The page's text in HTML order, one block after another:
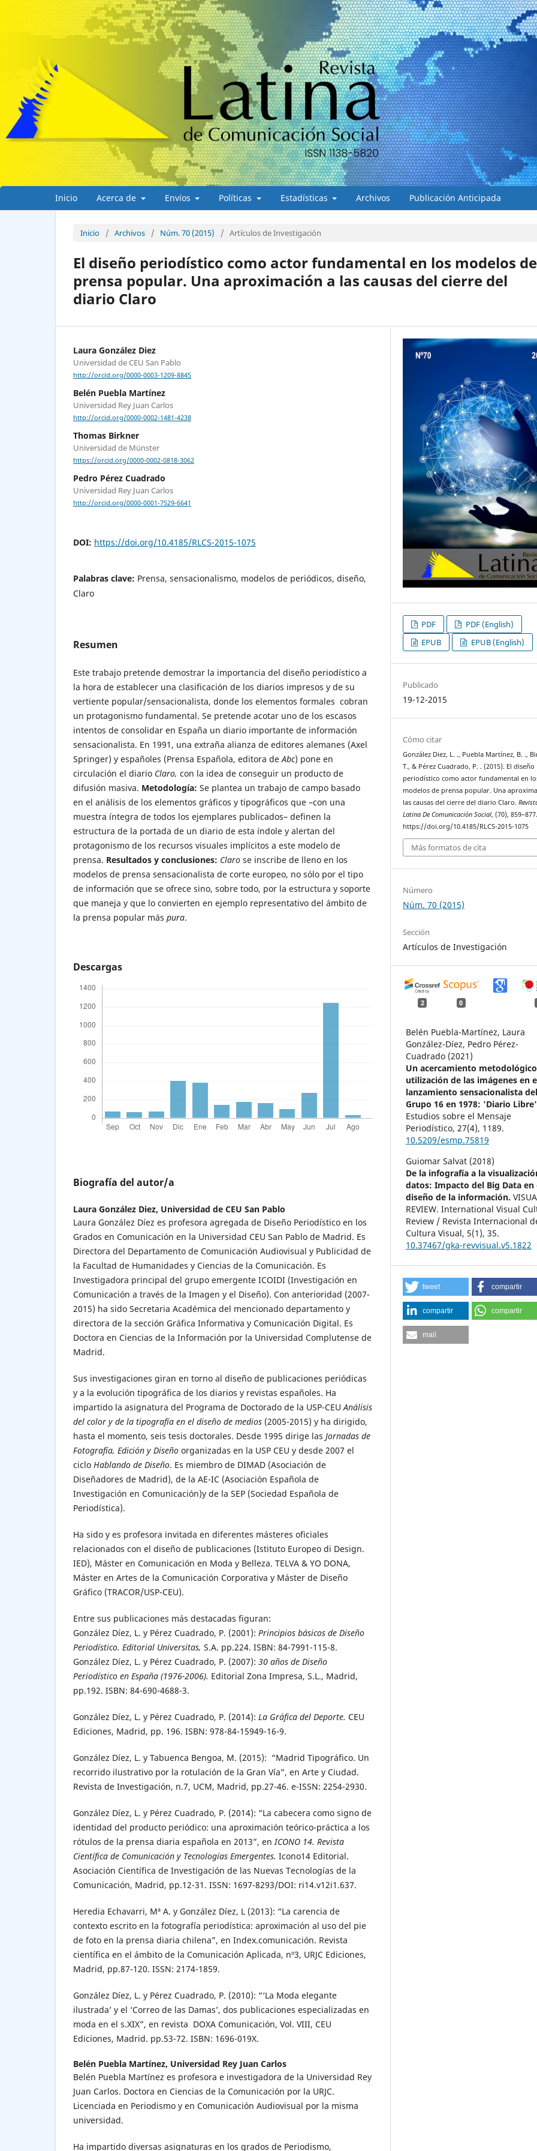
Inicio Acerca de Envíos Políticas Estadísticas Archivos Publicación Anticipada
Inicio / Archivos / Núm. 70 (2015) / Artículos de Investigación
El diseño periodístico como actor fundamental en los modelos de
prensa popular. Una aproximación a las causas del cierre del
diario Claro
Laura González Diez
Universidad de CEU San Pablo
http://orcid.org/0000-0003-1209-8845
Belén Puebla Martínez
Universidad Rey Juan Carlos
http://orcid.org/0000-0002-1481-4238
Thomas Birkner
Universidad de Münster
https://orcid.org/0000-0002-0818-3062
Pedro Pérez Cuadrado
Universidad Rey Juan Carlos
http://orcid.org/0000-0001-7529-6641
DOI: https://doi.org/10.4185/RLCS-2015-1075
Palabras clave: Prensa, sensacionalismo, modelos de periódicos, diseño,
Claro
Resumen
Este trabajo pretende demostrar la importancia del diseño periodístico a
la hora de establecer una clasificación de los diarios impresos y de su
vertiente popular/sensacionalista, donde los elementos formales cobran
un protagonismo fundamental. Se pretende acotar uno de los escasos
intentos de consolidar en España un diario importante de información
sensacionalista. En 1991, una extraña alianza de editores alemanes (Axel
Springer) y españoles (Prensa Española, editora de Abc) pone en
circulación el diario Claro, con la idea de conseguir un producto de
difusión masiva. Metodología: Se plantea un trabajo de campo basado
en el análisis de los elementos gráficos y tipográficos que –con una
muestra íntegra de todos los ejemplares publicados– definen la
estructura de la portada de un diario de esta índole y alertan del
protagonismo de los recursos visuales implícitos a este modelo de
prensa. Resultados y conclusiones: Claro se inscribe de lleno en los
modelos de prensa sensacionalista de corte europeo, no sólo por el tipo
de información que se ofrece sino, sobre todo, por la estructura y soporte
que maneja y que lo convierten en ejemplo representativo del ámbito de
la prensa popular más pura.
Descargas
Biografía del autor/a
Laura González Diez, Universidad de CEU San Pablo
Laura González Díez es profesora agregada de Diseño Periodístico en los
Grados en Comunicación en la Universidad CEU San Pablo de Madrid. Es
Directora del Departamento de Comunicación Audiovisual y Publicidad de
la Facultad de Humanidades y Ciencias de la Comunicación. Es
Investigadora principal del grupo emergente ICOIDI (Investigación en
Comunicación a través de la Imagen y el Diseño). Con anterioridad (2007-
2015) ha sido Secretaria Académica del mencionado departamento y
directora de la sección Gráfica Informativa y Comunicación Digital. Es
Doctora en Ciencias de la Información por la Universidad Complutense de
Madrid.
Sus investigaciones giran en torno al diseño de publicaciones periódicas
y a la evolución tipográfica de los diarios y revistas españoles. Ha
impartido la asignatura del Programa de Doctorado de la USP-CEU Análisis
del color y de la tipografía en el diseño de medios (2005-2015) y ha dirigido,
hasta el momento, seis tesis doctorales. Desde 1995 dirige las Jornadas de
Fotografía, Edición y Diseño organizadas en la USP CEU y desde 2007 el
ciclo Hablando de Diseño. Es miembro de DIMAD (Asociación de
Diseñadores de Madrid), de la AE-IC (Asociación Española de
Investigación en Comunicación)y de la SEP (Sociedad Española de
Periodística).
Ha sido y es profesora invitada en diferentes másteres oficiales
relacionados con el diseño de publicaciones (Istituto Europeo di Design.
IED), Máster en Comunicación en Moda y Belleza. TELVA & YO DONA,
Máster en Artes de la Comunicación Corporativa y Máster de Diseño
Gráfico (TRACOR/USP-CEU).
Entre sus publicaciones más destacadas figuran:
González Díez, L. y Pérez Cuadrado, P. (2001): Principios básicos de Diseño
Periodístico. Editorial Universitas, S.A. pp.224. ISBN: 84-7991-115-8.
González Díez, L. y Pérez Cuadrado, P. (2007): 30 años de Diseño
Periodístico en España (1976-2006). Editorial Zona Impresa, S.L., Madrid,
pp.192. ISBN: 84-690-4688-3.
González Díez, L. y Pérez Cuadrado, P. (2014): La Gráfica del Deporte. CEU
Ediciones, Madrid, pp. 196. ISBN: 978-84-15949-16-9.
González Díez, L. y Tabuenca Bengoa, M. (2015): “Madrid Tipográfico. Un
recorrido ilustrativo por la rotulación de la Gran Vía”, en Arte y Ciudad.
Revista de Investigación, n.7, UCM, Madrid, pp.27-46. e-ISSN: 2254-2930.
González Díez, L. y Pérez Cuadrado, P. (2014): “La cabecera como signo de
identidad del producto periódico: una aproximación teórico-práctica a los
rótulos de la prensa diaria española en 2013”, en ICONO 14. Revista
Científica de Comunicación y Tecnologías Emergentes. Icono14 Editorial.
Asociación Científica de Investigación de las Nuevas Tecnologías de la
Comunicación, Madrid, pp.12-31. ISSN: 1697-8293/DOI: ri14.v12i1.637.
Heredia Echavarri, Mª A. y González Díez, L (2013): “La carencia de
contexto escrito en la fotografía periodística: aproximación al uso del pie
de foto en la prensa diaria chilena”, en Index.comunicación. Revista
científica en el ámbito de la Comunicación Aplicada, nº3, URJC Ediciones,
Madrid, pp.87-120. ISSN: 2174-1859.
González Díez, L. y Pérez Cuadrado, P. (2010): “‘La Moda elegante
ilustrada’ y el ‘Correo de las Damas’, dos publicaciones especializadas en
moda en el s.XIX”, en revista DOXA Comunicación, Vol. VIII, CEU
Ediciones, Madrid. pp.53-72. ISBN: 1696-019X.
Belén Puebla Martínez, Universidad Rey Juan Carlos
Belén Puebla Martínez es profesora e investigadora de la Universidad Rey
Juan Carlos. Doctora en Ciencias de la Comunicación por la URJC.
Licenciada en Periodismo y en Comunicación Audiovisual por la misma
universidad.
Ha impartido diversas asignaturas en los grados de Periodismo,
PDF
PDF (English)
EPUB
EPUB (English)
Publicado
19-12-2015
Cómo citar
González Diez, L. ., Puebla Martínez, B. .,
T., & Pérez Cuadrado, P. . (2015). El diseño
periodístico como actor fundamental en
modelos de prensa popular. Una
las causas del cierre del diario Claro.
Latina De Comunicación Social, (70), 859–877.
https://doi.org/10.4185/RLCS-2015-1075
Más formatos de cita
Número
Núm. 70 (2015)
Sección
Artículos de Investigación
2 0
Belén Puebla-Martínez, Laura
González-Díez, Pedro Pérez-
Cuadrado (2021)
Un acercamiento
utilización de las imágenes en
lanzamiento sensacionalista del
Grupo 16 en 1978: 'Diario
Estudios sobre el Mensaje
Periodístico,27(4), 1189.
10.5209/esmp.75819
Guiomar Salvat (2018)
De la infografía a la
datos: Impacto del Big Data en
diseño de la información.
REVIEW. International Visual
Review / Revista Internacional
Cultura Visual, 5(1),35.
10.37467/gka-revvisual.v5.1822
tweet compartir
compartir compartir
mail